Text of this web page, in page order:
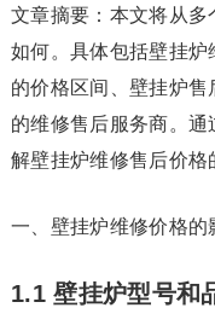
文章摘要：本文将从
如何。具体包括壁挂
的价格区间、壁挂炉
的维修售后服务商。
解壁挂炉维修售后价格
一、壁挂炉维修价格的
1.1 壁挂炉型号和